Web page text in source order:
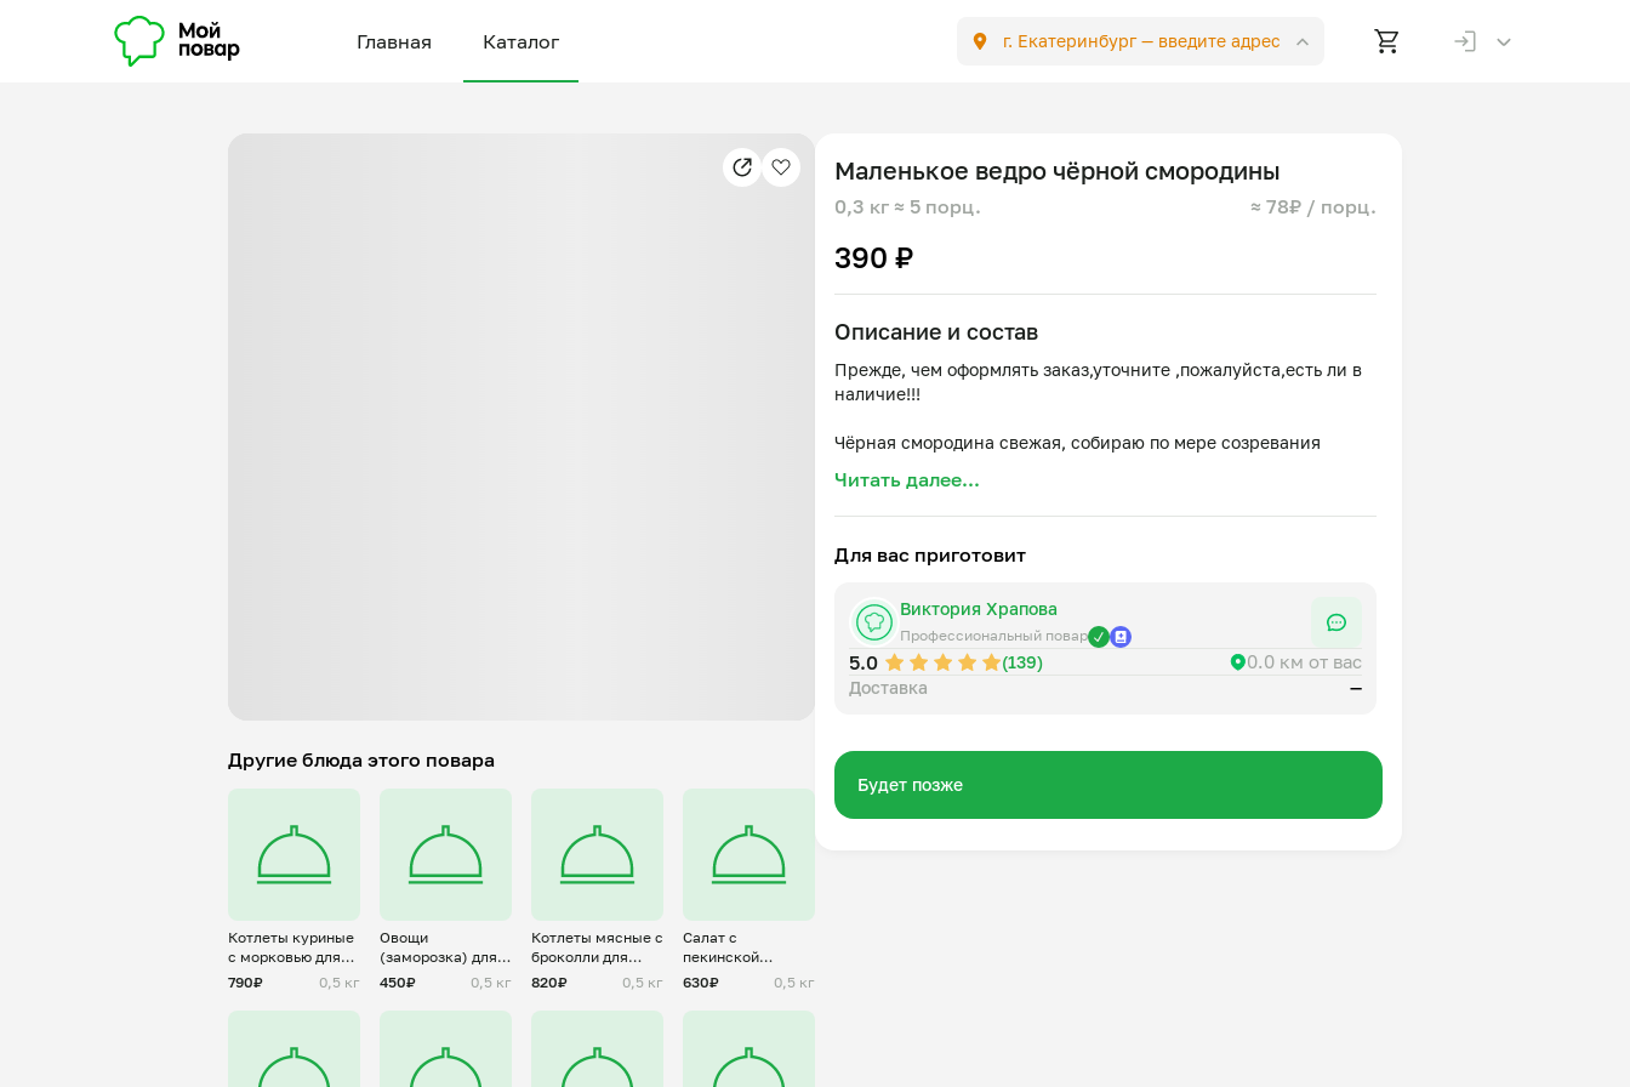
Главная Каталог г. Екатеринбург — введите адрес
Другие блюда этого повара
Котлеты куриные
с морковью для
Алены(
790₽ 0,5 кг
Овощи
(заморозка) для
Алены
450₽ 0,5 кг
Котлеты мясные с
броколли для
Алены(заморозка)
820₽ 0,5 кг
Салат с
пекинской
капустой и
630₽ 0,5 кг
Маленькое ведро чёрной смородины
0,3 кг ≈ 5 порц. ≈ 78₽ / порц.
390 ₽
Описание и состав
Прежде, чем оформлять заказ,уточните ,пожалуйста,есть ли в
наличие!!!
Читать далее...
Для вас приготовит
Виктория Храпова
Профессиональный повар
5.0 (139) 0.0 км от вас
Доставка —
Будет позже